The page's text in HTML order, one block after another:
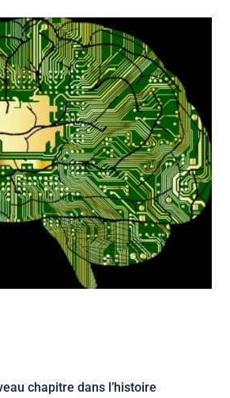
chapitre dans l’histoire